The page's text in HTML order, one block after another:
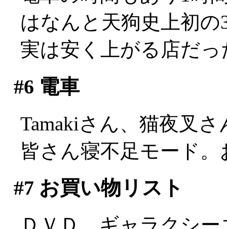
はなんと天狗史上初の
実は安く上がる店だ
#6 電車
Tamakiさん、猫夜叉
皆さん寝不足モード
#7 お買い物リスト